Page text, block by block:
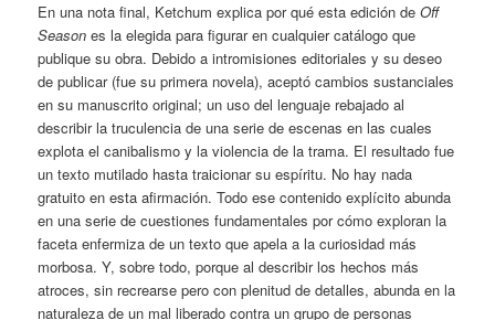
En una nota final, Ketchum explica por qué esta edición deOff
Season es la elegida para figurar en cualquier catálogo que
publique su obra. Debido a intromisiones editoriales y su deseo
de publicar (fue su primera novela), aceptó cambios sustanciales
en su manuscrito original; un uso del lenguaje rebajado al
describir la truculencia de una serie de escenas en las cuales
explota el canibalismo y la violencia de la trama. El resultado fue
un texto mutilado hasta traicionar su espíritu. No hay nada
gratuito en esta afirmación. Todo ese contenido explícito abunda
en una serie de cuestiones fundamentales por cómo exploran la
faceta enfermiza de un texto que apela a la curiosidad más
morbosa. Y, sobre todo, porque al describir los hechos más
atroces, sin recrearse pero con plenitud de detalles, abunda en la
naturaleza de un mal liberado contra un grupo de personas